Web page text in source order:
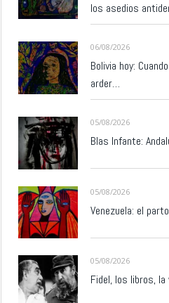
los asedios
06/08/2026
Bolivia hoy:
arder…
05/08/2026
Blas Infante:
05/08/2026
Venezuela: el
05/08/2026
Fidel, los libros,